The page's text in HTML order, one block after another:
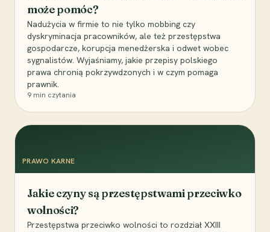
może pomóc?
Nadużycia w firmie to nie tylko mobbing czy
dyskryminacja pracowników, ale też przestępstwa
gospodarcze, korupcja menedżerska i odwet wobec
sygnalistów. Wyjaśniamy, jakie przepisy polskiego
prawa chronią pokrzywdzonych i w czym pomaga
prawnik.
9 min czytania
PRAWO KARNE
Jakie czyny są przestępstwami przeciwko
wolności?
Przestępstwa przeciwko wolności to rozdział XXIII